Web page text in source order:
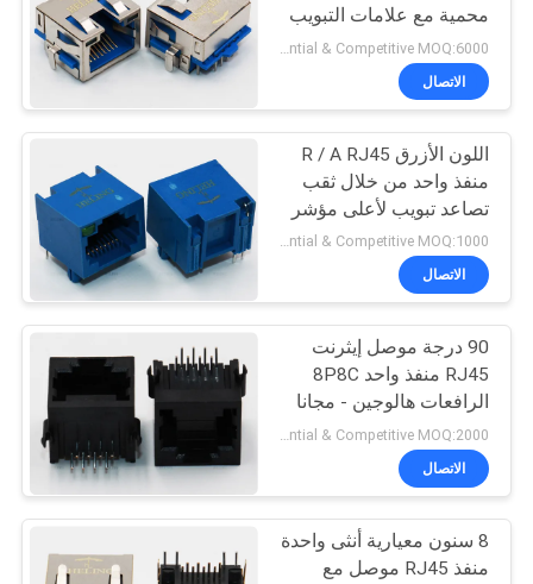
اتصل
اطلب
اقتباس
خريطة
الموقع
سياسة
الخصوصية
محمية مع علامات التبويب
EMI
الاتصال
اللون الأزرق R / A RJ45
منفذ واحد من خلال ثقب
تصاعد تبويب لأعلى مؤشر
LED واحد
Preferential & Competitive MOQ:1000
الاتصال
90 درجة موصل إيثرنت
RJ45 منفذ واحد 8P8C
الرافعات هالوجين - مجانا
Preferential & Competitive MOQ:2000
الاتصال
8 سنون معيارية أنثى واحدة
منفذ RJ45 موصل مع